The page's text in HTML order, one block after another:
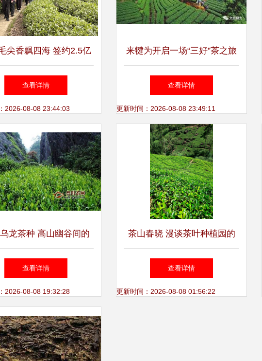
尖香飘四海 签约2.5亿
牌推介暨产销对接会盛
，助力农副产品销售热
潮
查看详情
2026-08-08 23:44:03
来犍为开启一场“三好”茶之旅
好看、好玩、好吃
查看详情
更新时间：2026-08-08 23:49:11
龙茶种 高山幽谷间的
芬芳奥秘
查看详情
2026-08-08 19:32:28
茶山春晓 漫谈茶叶种植园的
自然背景
查看详情
更新时间：2026-08-08 01:56:22